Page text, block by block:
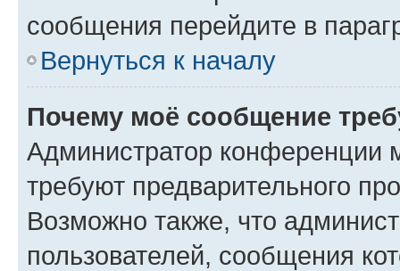
сообщения перейдите в
Вернуться к началу
Почему моё сообщение
Администратор конференции
требуют предварительного
Возможно также, что
пользователей, сообщения